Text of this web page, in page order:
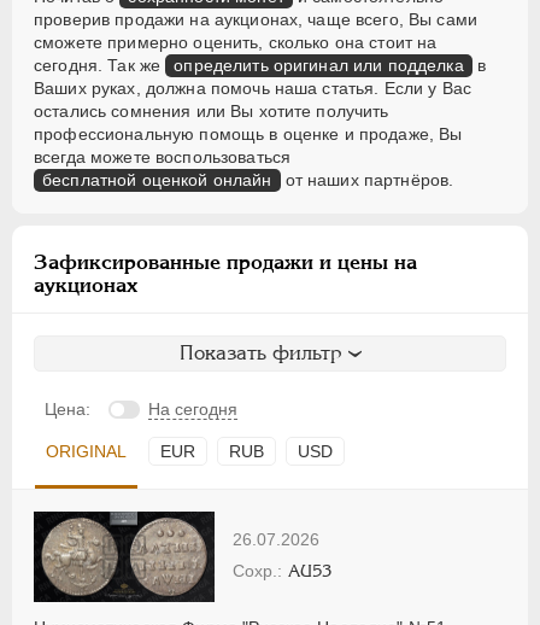
проверив продажи на аукционах, чаще всего, Вы сами
сможете примерно оценить, сколько она стоит на
сегодня. Так же определить оригинал или подделка в
Ваших руках, должна помочь наша статья. Если у Вас
остались сомнения или Вы хотите получить
профессиональную помощь в оценке и продаже, Вы
всегда можете воспользоваться
бесплатной оценкой онлайн от наших партнёров.
Зафиксированные продажи и цены на
аукционах
Показать фильтр
Цена: На сегодня
ORIGINAL EUR RUB USD
26.07.2026
AU53